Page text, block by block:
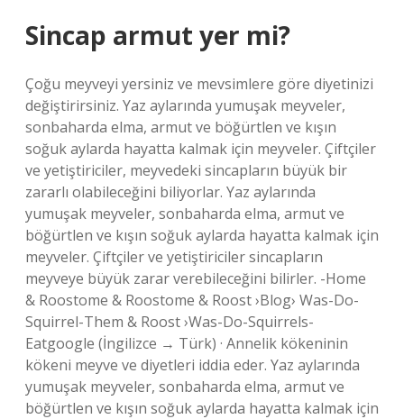
Sincap armut yer mi?
Çoğu meyveyi yersiniz ve mevsimlere göre diyetinizi
değiştirirsiniz. Yaz aylarında yumuşak meyveler,
sonbaharda elma, armut ve böğürtlen ve kışın
soğuk aylarda hayatta kalmak için meyveler. Çiftçiler
ve yetiştiriciler, meyvedeki sincapların büyük bir
zararlı olabileceğini biliyorlar. Yaz aylarında
yumuşak meyveler, sonbaharda elma, armut ve
böğürtlen ve kışın soğuk aylarda hayatta kalmak için
meyveler. Çiftçiler ve yetiştiriciler sincapların
meyveye büyük zarar verebileceğini bilirler. -Home
& Roostome & Roostome & Roost ›Blog› Was-Do-
Squirrel-Them & Roost ›Was-Do-Squirrels-
Eatgoogle (İngilizce → Türk) · Annelik kökeninin
kökeni meyve ve diyetleri iddia eder. Yaz aylarında
yumuşak meyveler, sonbaharda elma, armut ve
böğürtlen ve kışın soğuk aylarda hayatta kalmak için